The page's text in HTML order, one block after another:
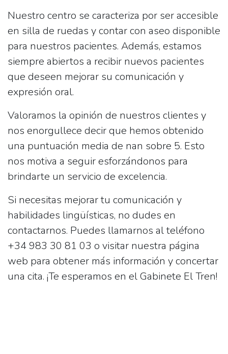
Nuestro centro se caracteriza por seraccesible
en silla de ruedas y contar con aseo disponible
para nuestros pacientes. Además, estamos
siempre abiertos a recibir nuevos pacientes
que deseen mejorar su comunicación y
expresión oral.
Valoramos la opinión de nuestros clientes y
nos enorgullece decir que hemos obtenido
una puntuación media de nan sobre 5. Esto
nos motiva a seguir esforzándonos para
brindarte un servicio de excelencia.
Si necesitas mejorar tu comunicación y
habilidades lingüísticas, no dudes en
contactarnos. Puedes llamarnos al teléfono
+34 983 30 81 03 o visitar nuestra página
web para obtener más información y concertar
una cita. ¡Te esperamos en el Gabinete El Tren!